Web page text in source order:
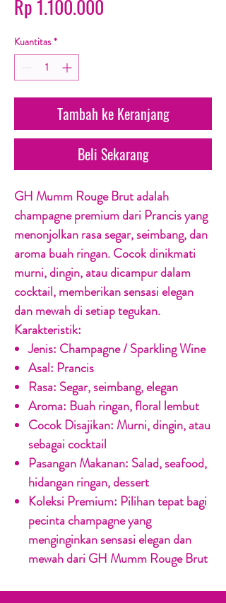
Rp 1.100.000
Kuantitas *
Tambah ke Keranjang
Beli Sekarang
GH Mumm Rouge Brut adalah
champagne premium dari Prancis yang
menonjolkan rasa segar, seimbang, dan
aroma buah ringan. Cocok dinikmati
murni, dingin, atau dicampur dalam
cocktail, memberikan sensasi elegan
dan mewah di setiap tegukan.
Karakteristik:
Jenis: Champagne / Sparkling Wine
Asal: Prancis
Rasa: Segar, seimbang, elegan
Aroma: Buah ringan, floral lembut
Cocok Disajikan: Murni, dingin, atau
sebagai cocktail
Pasangan Makanan: Salad, seafood,
hidangan ringan, dessert
Koleksi Premium: Pilihan tepat bagi
pecinta champagne yang
menginginkan sensasi elegan dan
mewah dari GH Mumm Rouge Brut